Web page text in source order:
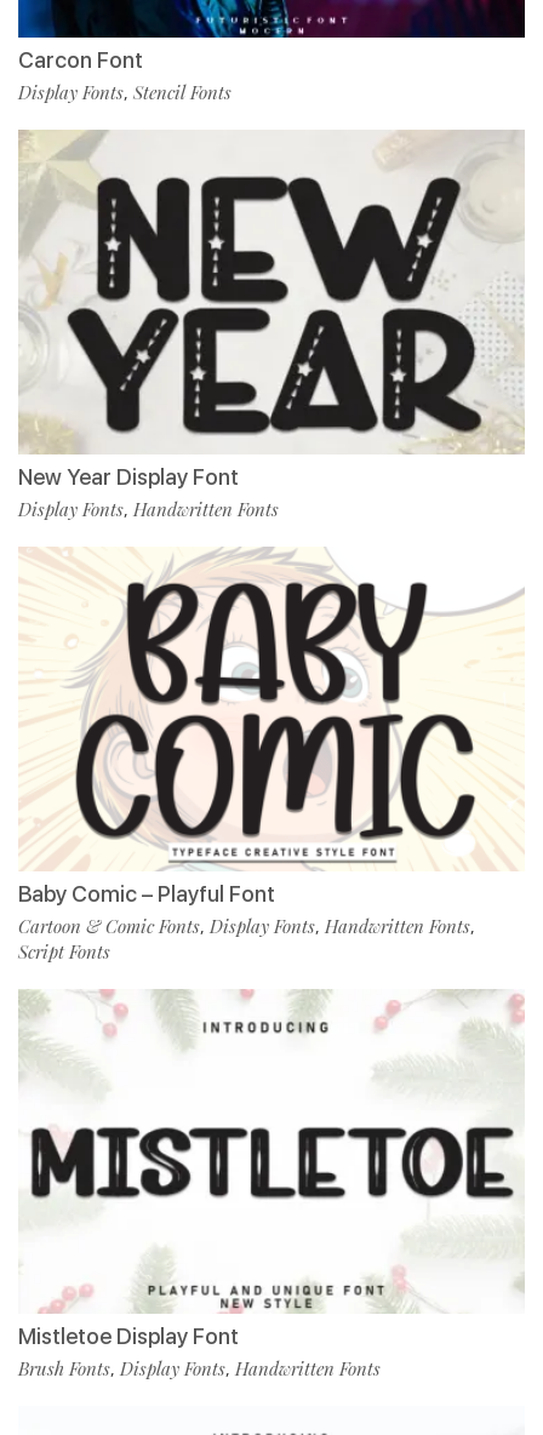
Carcon Font
Display Fonts, Stencil Fonts
New Year Display Font
Display Fonts, Handwritten Fonts
Baby Comic – Playful Font
Cartoon & Comic Fonts, Display Fonts, Handwritten Fonts,
Script Fonts
Mistletoe Display Font
Brush Fonts, Display Fonts, Handwritten Fonts